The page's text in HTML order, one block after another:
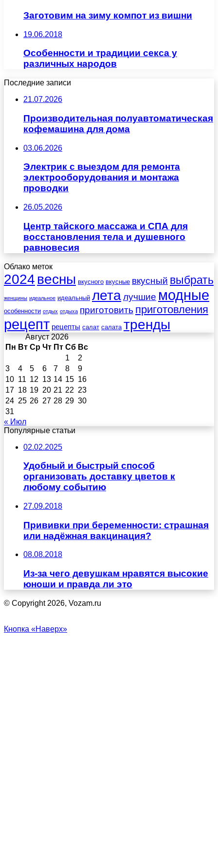
Заготовим на зиму компот из вишни
19.06.2018
Особенности и традиции секса у
различных народов
Последние записи
21.07.2026
Производительная полуавтоматическая
кофемашина для дома
03.06.2026
Электрик с выездом для ремонта
электрооборудования и монтажа
проводки
26.05.2026
Центр тайского массажа и СПА для
восстановления тела и душевного
равновесия
Облако меток
2024 весны вкусного вкусные вкусный выбрать
женщины идеальное идеальный леталучшие модные
особенности отдых отдыха приготовить приготовления
рецепт рецепты салат салата тренды
Август 2026
Пн Вт Ср Чт Пт Сб Вс
1
2
3
4 5 6 7 8
9
10 11 12 13 14 15 16
17 18 19 20 21 22 23
24 25 26 27 28 29 30
31
« Июл
Популярные статьи
02.02.2025
Удобный и быстрый способ
организовать доставку цветов к
любому событию
27.09.2018
Прививки при беременности: страшная
или надёжная вакцинация?
08.08.2018
Из-за чего девушкам нравятся высокие
юноши и правда ли это
© Copyright 2026, Vozam.ru
Кнопка «Наверх»